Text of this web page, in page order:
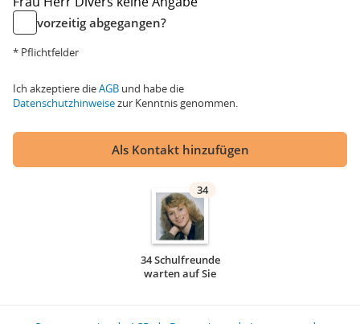
vorzeitig abgegangen?
* Pflichtfelder
Ich akzeptiere dieAGB und habe die
Datenschutzhinweisezur Kenntnis genommen.
Als Kontakt hinzufügen
34
34 Schulfreunde
warten auf Sie